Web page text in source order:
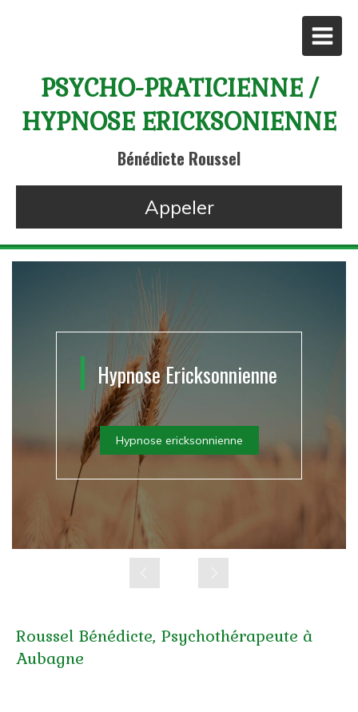
PSYCHO-PRATICIENNE /
HYPNOSE ERICKSONIENNE
Bénédicte Roussel
Appeler
Hypnose Ericksonnienne
Hypnose ericksonnienne
Roussel Bénédicte, Psychothérapeute à
Aubagne